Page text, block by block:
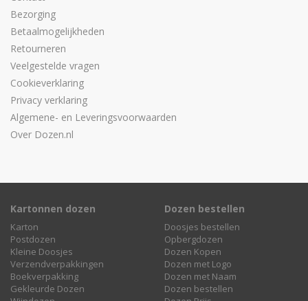
Bezorging
Betaalmogelijkheden
Retourneren
Veelgestelde vragen
Cookieverklaring
Privacy verklaring
Algemene- en Leveringsvoorwaarden
Over Dozen.nl
Kartonnen dozen
Karton
Postdozen
Kleine Doosjes
Verzendverpakkingen
Boekverpakking
Gekleurde Dozen
Dozen bestellen
Doosjes bestellen
Opbergdozen
Dozen Kopen
Dozen met Logo
Dozen met Naam
Dozen bestellen